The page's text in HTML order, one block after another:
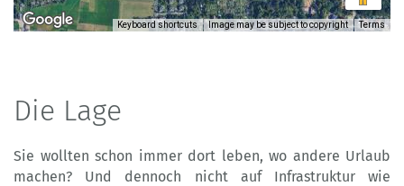
Keyboard shortcuts Image may be subject to copyright Terms
Die Lage
Sie wollten schon immer dort leben, wo andere Urlaub
machen? Und dennoch nicht auf Infrastruktur wie